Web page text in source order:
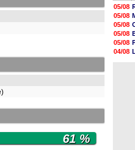
61 %
08h39
08h22
00h06
05/08
05/08
05/08
05/08
05/08
05/08
05/08
05/08
05/08
04/08